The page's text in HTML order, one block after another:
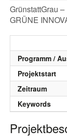
GrünstattGrau
GRÜNE
Programm /
Projektstart
Zeitraum
Keywords